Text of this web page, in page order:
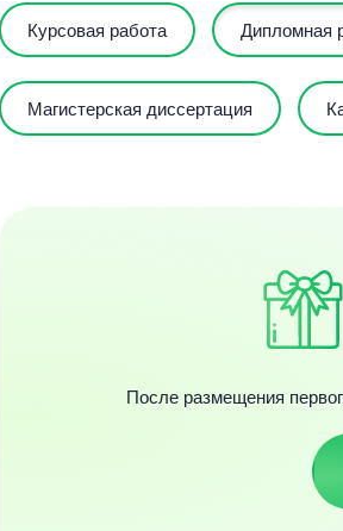
Курсовая работа Дипломная
Магистерская диссертация
После размещения